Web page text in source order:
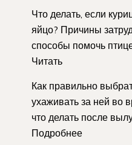
Что делать, если
яйцо? Причины
способы помочь
Читать
Как правильно
ухаживать за ней во
что делать после
Подробнее